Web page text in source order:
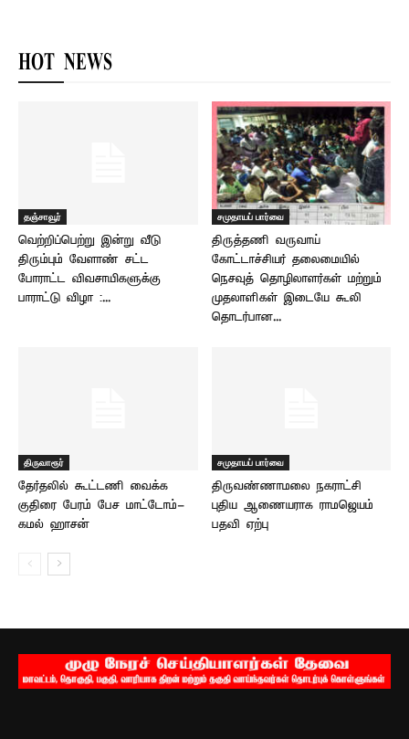
HOT NEWS
தஞ்சாவூர்
வெற்றிப்பெற்று இன்று வீடு
திரும்பும் வேளாண் சட்ட
போராட்ட விவசாயிகளுக்கு
பாராட்டு விழா :...
சமுதாயப் பார்வை
திருத்தணி வருவாய்
கோட்டாச்சியர் தலைமையில்
நெசவுத் தொழிலாளர்கள் மற்றும்
முதலாளிகள் இடையே கூலி
தொடர்பான...
திருவாரூர்
தேர்தலில் கூட்டணி வைக்க
குதிரை பேரம் பேச மாட்டோம்-
கமல் ஹாசன்
சமுதாயப் பார்வை
திருவண்ணாமலை நகராட்சி
புதிய ஆணையராக ராமஜெயம்
பதவி ஏற்பு